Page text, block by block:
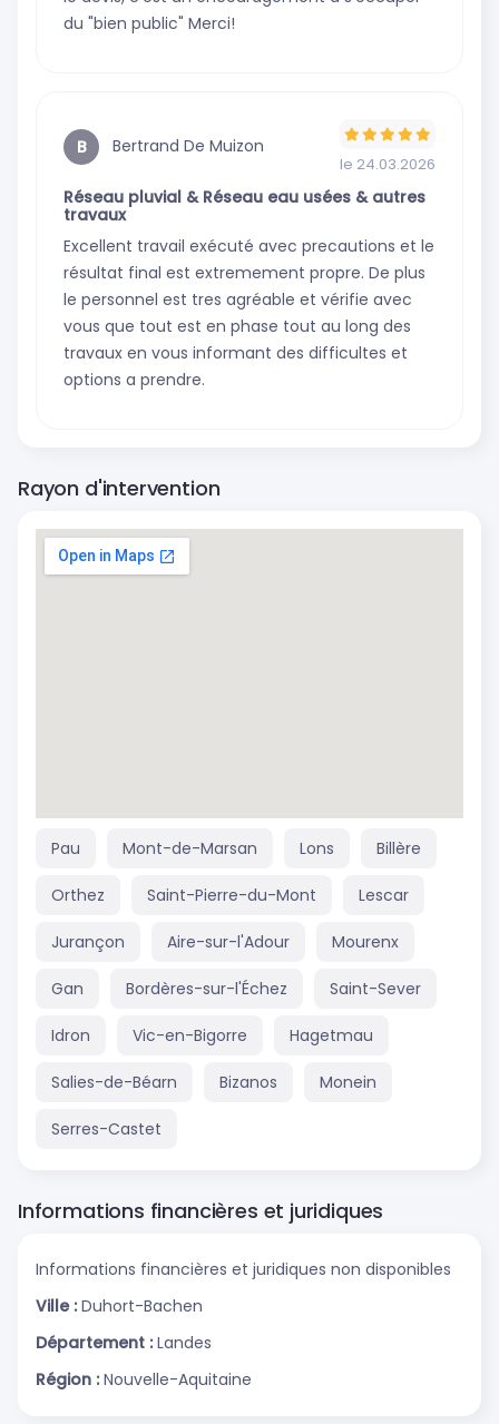
du "bien public" Merci!
B Bertrand De Muizon
le 24.03.2026
Réseau pluvial & Réseau eau usées & autres
travaux
Excellent travail exécuté avec precautions et le
résultat final est extremement propre. De plus
le personnel est tres agréable et vérifie avec
vous que tout est en phase tout au long des
travaux en vous informant des difficultes et
options a prendre.
Rayon d'intervention
Pau Mont-de-Marsan Lons Billère
Orthez Saint-Pierre-du-Mont Lescar
Jurançon Aire-sur-l'Adour Mourenx
Gan Bordères-sur-l'Échez Saint-Sever
Idron Vic-en-Bigorre Hagetmau
Salies-de-Béarn Bizanos Monein
Serres-Castet
Informations financières et juridiques
Informations financières et juridiques non disponibles
Ville : Duhort-Bachen
Département : Landes
Région : Nouvelle-Aquitaine